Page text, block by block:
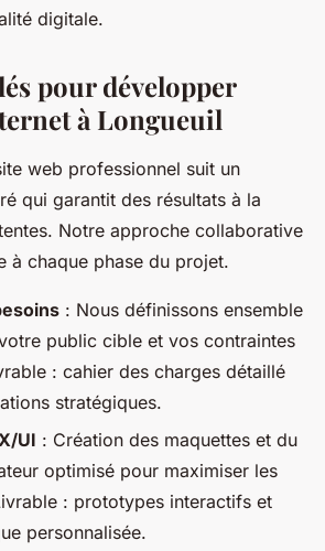
digitale.
pour développer
à Longueuil
web professionnel suit un
qui garantit des résultats à la
Notre approche collaborative
à chaque phase du projet.
: Nous définissons ensemble
public cible et vos contraintes
: cahier des charges détaillé
stratégiques.
UI : Création des maquettes et du
optimisé pour maximiser les
: prototypes interactifs et
personnalisée.